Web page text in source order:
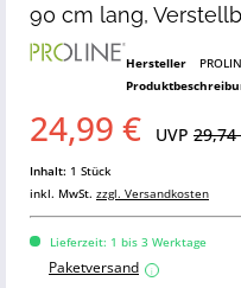
90 cm lang,
Hersteller
24,99 € UVP
Inhalt: 1 Stück
inkl. MwSt. zzgl. Versandkosten
Lieferzeit: 1 bis 3 Werktage
Paketversand i